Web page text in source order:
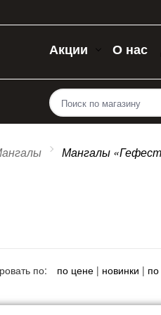
Акции О нас
Мангалы
по: по цене | новинки |